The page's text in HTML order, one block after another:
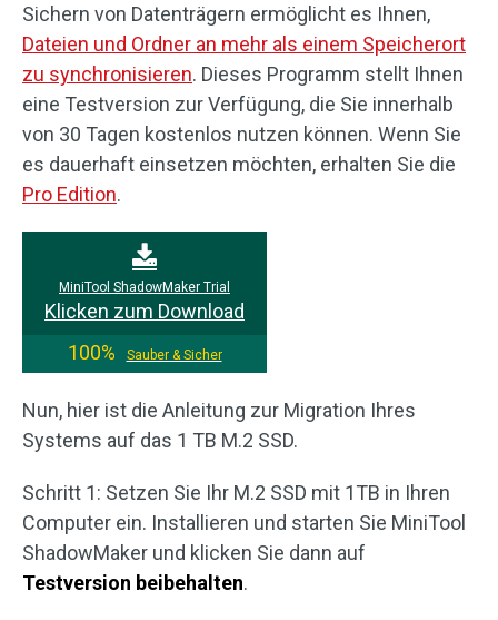
Sichern von Datenträgern ermöglicht es Ihnen,
Dateien und Ordner an mehr als einem Speicherort
zu synchronisieren. Dieses Programm stellt Ihnen
eine Testversion zur Verfügung, die Sie innerhalb
von 30 Tagen kostenlos nutzen können. Wenn Sie
es dauerhaft einsetzen möchten, erhalten Sie die
Pro Edition.
MiniTool ShadowMaker Trial
Klicken zum Download
100%
Sauber & Sicher
Nun, hier ist die Anleitung zur Migration Ihres
Systems auf das 1 TB M.2 SSD.
Schritt 1: Setzen Sie Ihr M.2 SSD mit 1TB in Ihren
Computer ein. Installieren und starten Sie MiniTool
ShadowMaker und klicken Sie dann auf
Testversion beibehalten.